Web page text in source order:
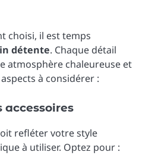
choisi, il est temps
détente. Chaque détail
atmosphère chaleureuse et
à considérer :
accessoires
refléter votre style
à utiliser. Optez pour :